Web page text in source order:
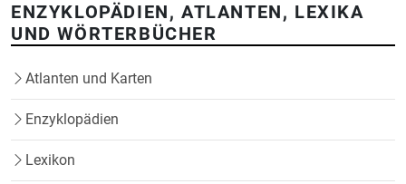
ENZYKLOPÄDIEN, ATLANTEN, LEXIKA
UND WÖRTERBÜCHER
Atlanten und Karten
Enzyklopädien
Lexikon